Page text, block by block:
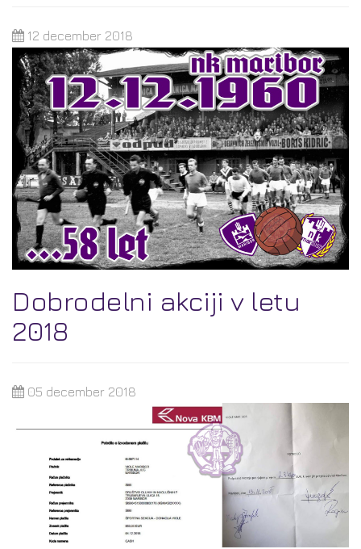
12 december 2018
Dobrodelni akciji v letu
2018
05 december 2018